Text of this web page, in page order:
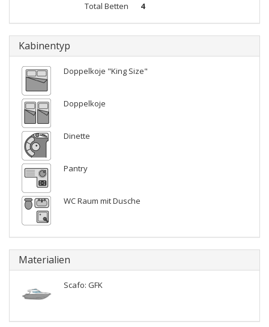
Total Betten
4
Kabinentyp
Doppelkoje "King Size"
Doppelkoje
Dinette
Pantry
WC Raum mit Dusche
Materialien
Scafo: GFK